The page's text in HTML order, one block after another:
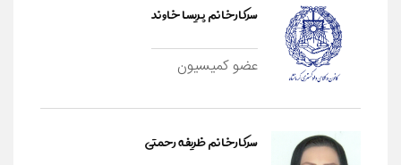
سرکارخانم پریسا خاوند
عضو کمیسیون
سرکارخانم ظریفه رحمتی